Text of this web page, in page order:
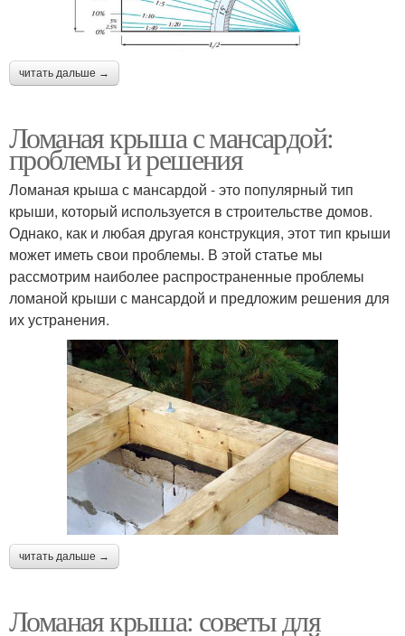
читать дальше →
Ломаная крыша с мансардой:
проблемы и решения
Ломаная крыша с мансардой - это популярный тип
крыши, который используется в строительстве домов.
Однако, как и любая другая конструкция, этот тип крыши
может иметь свои проблемы. В этой статье мы
рассмотрим наиболее распространенные проблемы
ломаной крыши с мансардой и предложим решения для
их устранения.
читать дальше →
Ломаная крыша: советы для